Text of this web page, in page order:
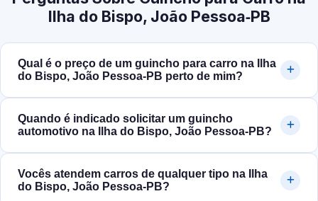
Ilha do Bispo, João Pessoa‑PB
Qual é o preço de um guincho para carro na Ilha
do Bispo, João Pessoa‑PB perto de mim?
Quando é indicado solicitar um guincho
automotivo na Ilha do Bispo, João Pessoa‑PB?
Vocês atendem carros de qualquer tipo na Ilha
do Bispo, João Pessoa‑PB?